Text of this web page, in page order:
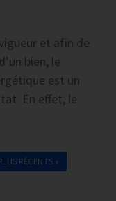
et afin de
bien, le
est un
En effet, le
RÉCENTS »